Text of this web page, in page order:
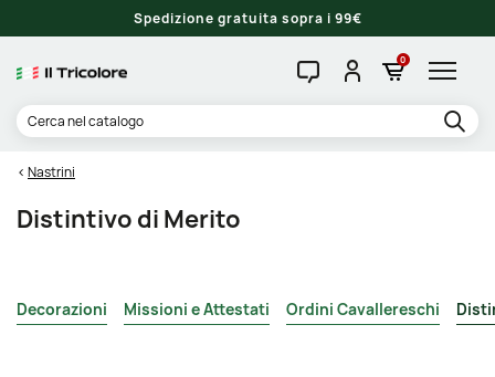
Spedizione gratuita sopra i 99€
0
Nastrini
Distintivo di Merito
Decorazioni Missioni e Attestati Ordini Cavallereschi